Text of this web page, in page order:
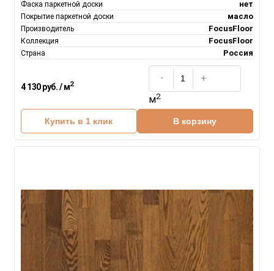
Фаска паркетной доски нет
Покрытие паркетной доски масло
Производитель FocusFloor
Коллекция FocusFloor
Страна Россия
4 130 руб. / м2
м2
Купить в 1 клик В корзину